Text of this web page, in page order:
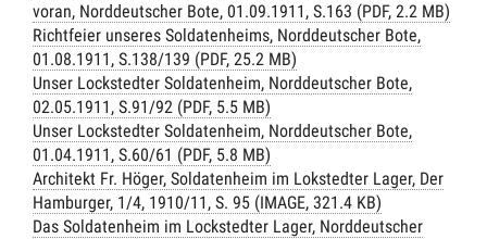
voran, Norddeutscher Bote, 01.09.1911, S.163 (PDF, 2.2 MB)
Richtfeier unseres Soldatenheims, Norddeutscher Bote,
01.08.1911, S.138/139 (PDF, 25.2 MB)
Unser Lockstedter Soldatenheim, Norddeutscher Bote,
02.05.1911, S.91/92 (PDF, 5.5 MB)
Unser Lockstedter Soldatenheim, Norddeutscher Bote,
01.04.1911, S.60/61 (PDF, 5.8 MB)
Architekt Fr. Höger, Soldatenheim im Lokstedter Lager, Der
Hamburger, 1/4, 1910/11, S. 95 (IMAGE, 321.4 KB)
Das Soldatenheim im Lockstedter Lager, Norddeutscher